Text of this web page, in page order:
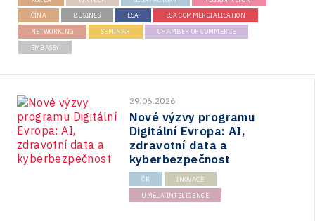
ČÍNA BUSINES ESA ESA COMMERCIALISATION
NETWORKING SEMINAR CHAMBER OF COMMERCE
EMBASSY
29.06.2026
Nové výzvy programu
Digitální Evropa: AI,
zdravotní data a
kyberbezpečnost
ČR INOVACE
UMĚLÁ INTELIGENCE